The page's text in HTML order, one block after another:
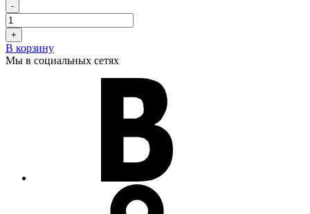
-
+
В корзину
Мы в социальных сетях